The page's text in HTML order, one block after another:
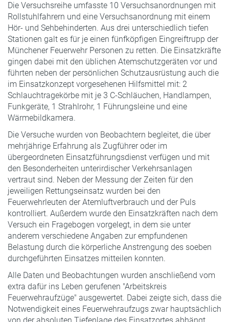
Die Versuchsreihe umfasste 10 Versuchsanordnungen mit
Rollstuhlfahrern und eine Versuchsanordnung mit einem
Hör- und Sehbehinderten. Aus drei unterschiedlich tiefen
Stationen galt es für je einen fünfköpfigen Eingreiftrupp der
Münchener Feuerwehr Personen zu retten. Die Einsatzkräfte
gingen dabei mit den üblichen Atemschutzgeräten vor und
führten neben der persönlichen Schutzausrüstung auch die
im Einsatzkonzept vorgesehenen Hilfsmittel mit: 2
Schlauchtragekörbe mit je 3 C-Schläuchen, Handlampen,
Funkgeräte, 1 Strahlrohr, 1 Führungsleine und eine
Wärmebildkamera.
Die Versuche wurden von Beobachtern begleitet, die über
mehrjährige Erfahrung als Zugführer oder im
übergeordneten Einsatzführungsdienst verfügen und mit
den Besonderheiten unterirdischer Verkehrsanlagen
vertraut sind. Neben der Messung der Zeiten für den
jeweiligen Rettungseinsatz wurden bei den
Feuerwehrleuten der Atemluftverbrauch und der Puls
kontrolliert. Außerdem wurde den Einsatzkräften nach dem
Versuch ein Fragebogen vorgelegt, in dem sie unter
anderem verschiedene Angaben zur empfundenen
Belastung durch die körperliche Anstrengung des soeben
durchgeführten Einsatzes mitteilen konnten.
Alle Daten und Beobachtungen wurden anschließend vom
extra dafür ins Leben gerufenen "Arbeitskreis
Feuerwehraufzüge" ausgewertet. Dabei zeigte sich, dass die
Notwendigkeit eines Feuerwehraufzugs zwar hauptsächlich